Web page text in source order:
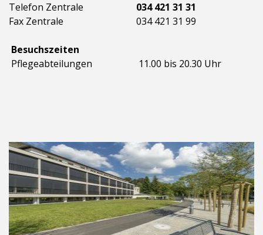
Telefon Zentrale
034 421 31 31
Fax Zentrale
034 421 31 99
Besuchszeiten
Pflegeabteilungen
11.00 bis 20.30 Uhr